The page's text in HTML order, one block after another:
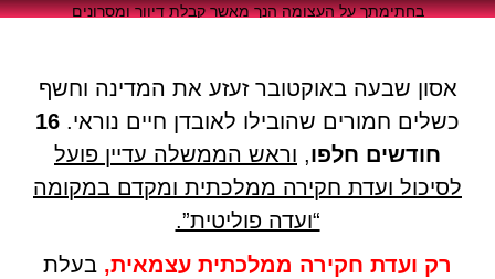
בחתימתך על העצומה הנך מאשר קבלת דיוור ומסרונים
אסון שבעה באוקטובר זעזע את המדינה וחשף
כשלים חמורים שהובילו לאובדן חיים נוראי. 16
חודשים חלפו, וראש הממשלה עדיין פועל
לסיכול ועדת חקירה ממלכתית ומקדם במקומה
“ועדה פוליטית”.
רק ועדת חקירה ממלכתית עצמאית, בעלת